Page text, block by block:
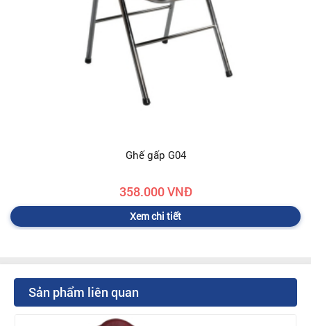
Ghế gấp G04
358.000 VNĐ
Xem chi tiết
Sản phẩm liên quan